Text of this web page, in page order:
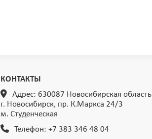
КОНТАКТЫ
Адрес: 630087 Новосибирская область
г. Новосибирск, пр. К.Маркса 24/3
м. Студенческая
Телефон: +7 383 346 48 04